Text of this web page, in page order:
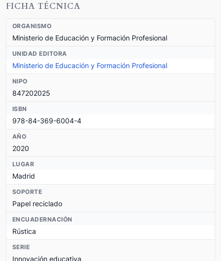
FICHA TÉCNICA
ORGANISMO
Ministerio de Educación y Formación Profesional
UNIDAD EDITORA
Ministerio de Educación y Formación Profesional
NIPO
847202025
ISBN
978-84-369-6004-4
AÑO
2020
LUGAR
Madrid
SOPORTE
Papel reciclado
ENCUADERNACIÓN
Rústica
SERIE
Innovación educativa